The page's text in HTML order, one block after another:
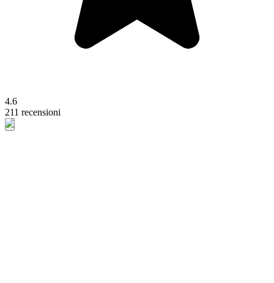
4.6
211 recensioni